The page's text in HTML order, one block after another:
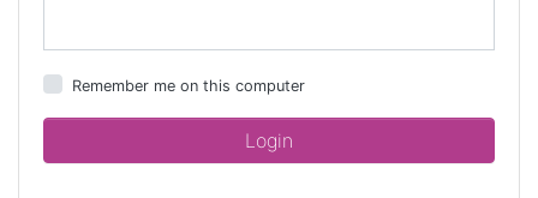
Remember me on this computer